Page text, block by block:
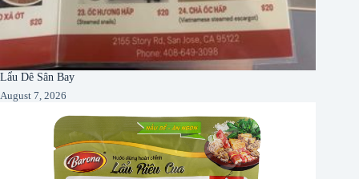
Lẩu Dê Sân Bay
August 7, 2026